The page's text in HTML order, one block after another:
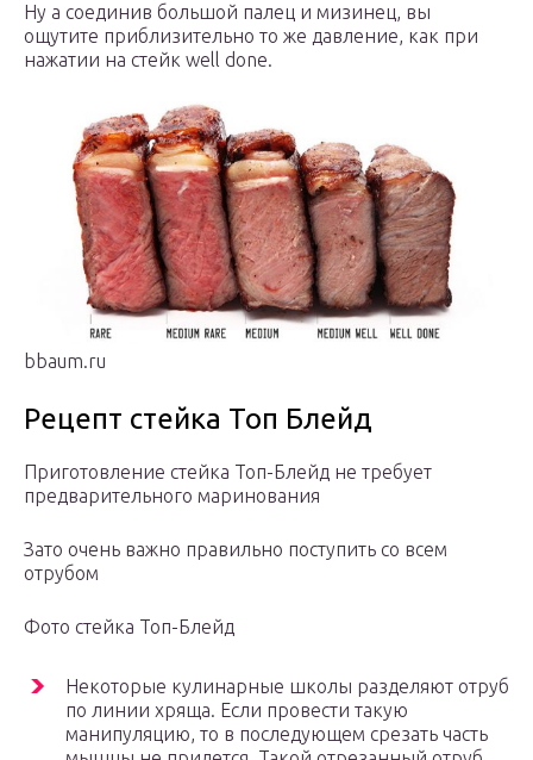
Ну а соединив большой палец и мизинец, вы
ощутите приблизительно то же давление, как при
нажатии на стейк well done.
bbaum.ru
Рецепт стейка Топ Блейд
Приготовление стейка Топ-Блейд не требует
предварительного маринования
Зато очень важно правильно поступить со всем
отрубом
Фото стейка Топ-Блейд
Некоторые кулинарные школы разделяют отруб
по линии хряща. Если провести такую
манипуляцию, то в последующем срезать часть